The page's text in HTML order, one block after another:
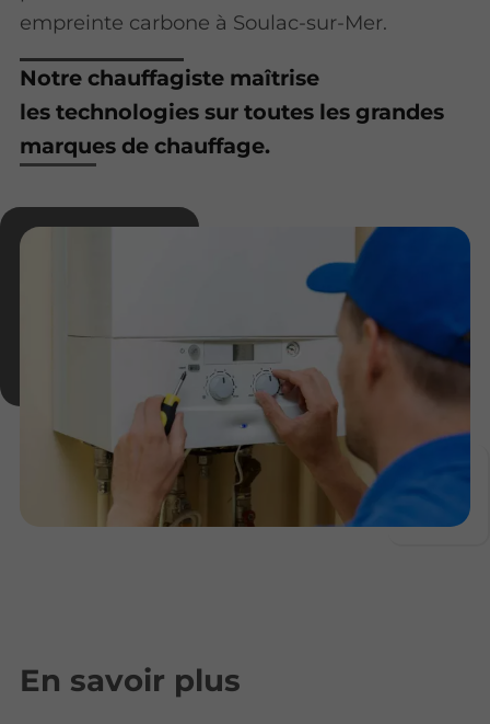
empreinte carbone à Soulac-sur-Mer.
Notre chauffagiste maîtrise
les technologies sur toutes les grandes
marques de chauffage.
En savoir plus